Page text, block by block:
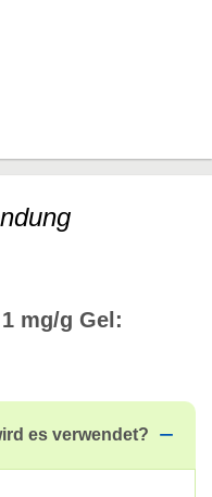
mg/g Gel:
es verwendet?